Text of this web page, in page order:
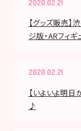
2020.02.21
【グッズ販売】
ジ版・ARフィ
2020.02.21
【いよいよ明日
♪